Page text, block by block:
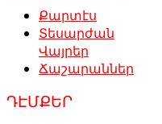
Քարտէս
Տեսարժան
Վայրեր
Ճաշարաններ
ԴԷՄՔԵՐ